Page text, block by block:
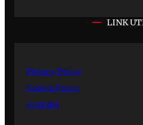
LINK
Privacy Policy
Cookie Policy
Contatti